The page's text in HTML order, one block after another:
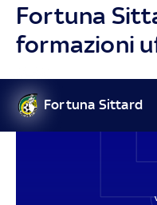
Fortuna
formazioni
Fortuna Sittard